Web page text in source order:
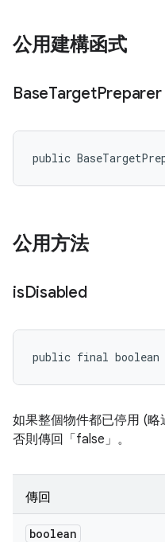
公用建構函式
BaseTargetPreparer
public
公用方法
isDisabled
public final boolean
如果整個物件都已停用 (略
否則傳回「false」。
傳回
boolean